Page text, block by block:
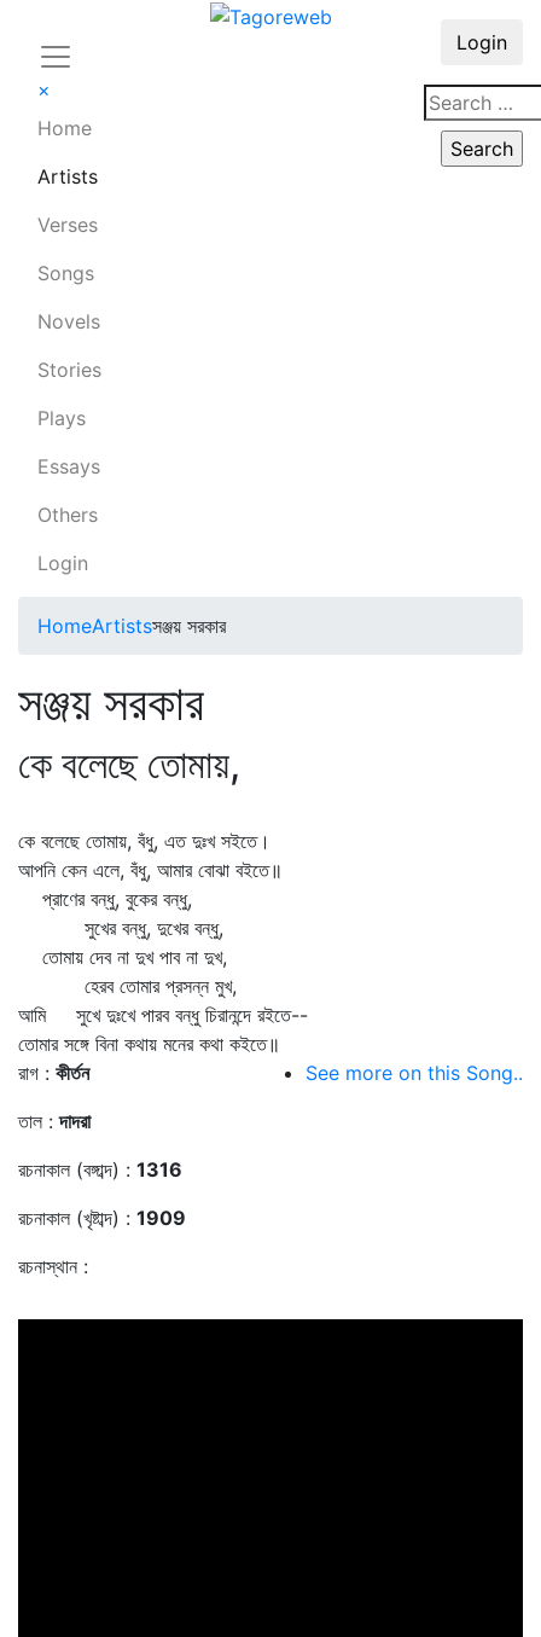
×
Home
Artists
Verses
Songs
Novels
Stories
Plays
Essays
Others
Login
Login
HomeArtistsসঞ্জয় সরকার
সঞ্জয় সরকার
কে বলেছে তোমায়,
কে বলেছে তোমায়, বঁধু, এত দুঃখ সইতে।
আপনি কেন এলে, বঁধু, আমার বোঝা বইতে॥
প্রাণের বন্ধু, বুকের বন্ধু,
সুখের বন্ধু, দুখের বন্ধু,
তোমায় দেব না দুখ পাব না দুখ,
হেরব তোমার প্রসন্ন মুখ,
আমি সুখে দুঃখে পারব বন্ধু চিরানন্দে রইতে--
তোমার সঙ্গে বিনা কথায় মনের কথা কইতে॥
রাগ : কীর্তন
তাল :দাদরা
রচনাকাল (বঙ্গাব্দ) : 1316
রচনাকাল (খৃষ্টাব্দ) : 1909
রচনাস্থান :
See more on this Song..